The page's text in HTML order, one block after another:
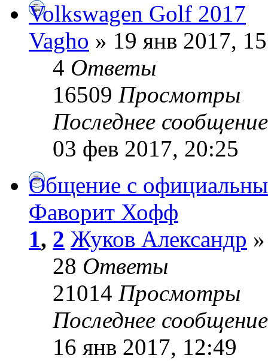
Volkswagen Golf 2017
Vagho » 19 янв 2017,
4 Ответы
16509 Просмотры
Последнее
03 фев 2017, 20:25
Общение с
Фаворит Хофф
1, 2 Жуков Александр
28 Ответы
21014 Просмотры
Последнее
16 янв 2017, 12:49